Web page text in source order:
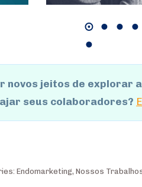
novos jeitos de explorar
seus colaboradores?
Endomarketing, Nossos